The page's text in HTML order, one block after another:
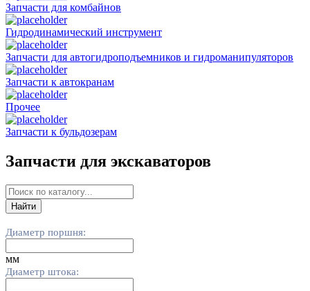
Запчасти для комбайнов
Гидродинамический инструмент
Запчасти для автогидроподъемников и гидроманипуляторов
Запчасти к автокранам
Прочее
Запчасти к бульдозерам
Запчасти для экскаваторов
Найти
Диаметр поршня:
мм
Диаметр штока: